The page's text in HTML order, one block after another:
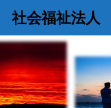
社会福祉法人